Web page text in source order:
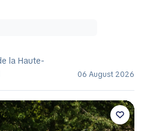
la Haute-
06 August 2026